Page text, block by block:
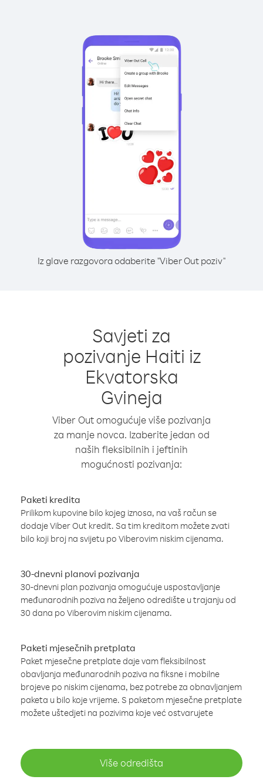
Iz glave razgovora odaberite "Viber Out poziv"
Savjeti za
pozivanje Haiti iz
Ekvatorska
Gvineja
Viber Out omogućuje više pozivanja
za manje novca. Izaberite jedan od
naših fleksibilnih i jeftinih
mogućnosti pozivanja:
Paketi kredita
Prilikom kupovine bilo kojeg iznosa, na vaš račun se
dodaje Viber Out kredit. Sa tim kreditom možete zvati
bilo koji broj na svijetu po Viberovim niskim cijenama.
30-dnevni planovi pozivanja
30-dnevni plan pozivanja omogućuje uspostavljanje
međunarodnih poziva na željeno odredište u trajanju od
30 dana po Viberovim niskim cijenama.
Paketi mjesečnih pretplata
Paket mjesečne pretplate daje vam fleksibilnost
obavljanja međunarodnih poziva na fiksne i mobilne
brojeve po niskim cijenama, bez potrebe za obnavljanjem
paketa u bilo koje vrijeme. S paketom mjesečne pretplate
možete uštedjeti na pozivima koje već ostvarujete
Više odredišta